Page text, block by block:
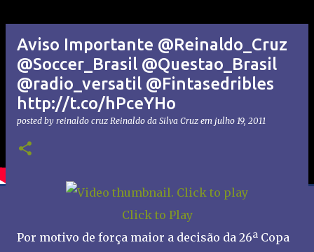
Aviso Importante @Reinaldo_Cruz
@Soccer_Brasil @Questao_Brasil
@radio_versatil @Fintasedribles
http://t.co/hPceYHo
posted by reinaldo cruz Reinaldo da Silva Cruz em julho 19, 2011
Click to Play
Por motivo de força maior a decisão da 26ª Copa